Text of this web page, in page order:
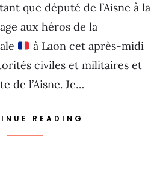
que député de l’Aisne à la
aux héros de la
à Laon cet après-midi
civiles et militaires et
de l’Aisne. Je…
READING